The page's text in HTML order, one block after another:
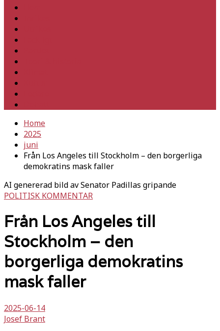
Home
2025
juni
Från Los Angeles till Stockholm – den borgerliga
demokratins mask faller
AI genererad bild av Senator Padillas gripande
POLITISK KOMMENTAR
Från Los Angeles till
Stockholm – den
borgerliga demokratins
mask faller
2025-06-14
Josef Brant